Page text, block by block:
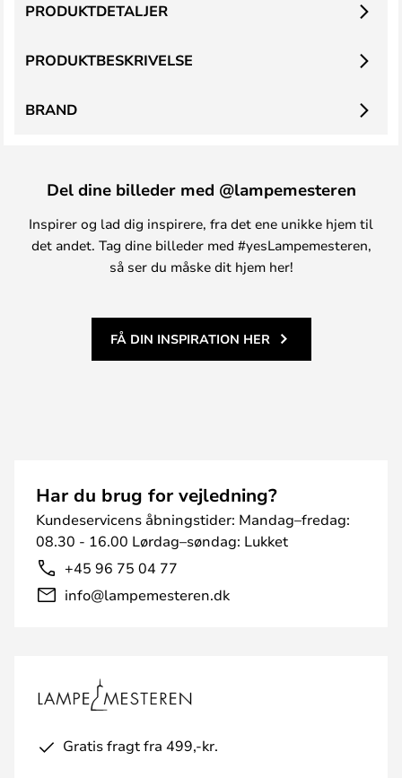
PRODUKTBESKRIVELSE
PRODUKTDETALJER
BRAND
Del dine billeder med @lampemesteren
Inspirer og lad dig inspirere, fra det ene unikke hjem til
det andet. Tag dine billeder med #yesLampemesteren,
så ser du måske dit hjem her!
FÅ DIN INSPIRATION HER
Har du brug for vejledning?
Kundeservicens åbningstider: Mandag–fredag:
08.30 - 16.00 Lørdag–søndag: Lukket
+45 96 75 04 77
info@lampemesteren.dk
Gratis fragt fra 499,-kr.